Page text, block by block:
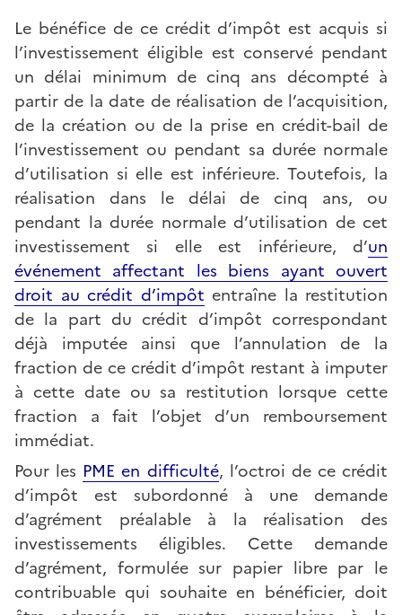
Le bénéfice de ce crédit d’impôt est acquis si
l’investissement éligible est conservé pendant
un délai minimum de cinq ans décompté à
partir de la date de réalisation de l’acquisition,
de la création ou de la prise en crédit-bail de
l’investissement ou pendant sa durée normale
d’utilisation si elle est inférieure. Toutefois, la
réalisation dans le délai de cinq ans, ou
pendant la durée normale d’utilisation de cet
investissement si elle est inférieure, d’un
événement affectant les biens ayant ouvert
droit au crédit d’impôt entraîne la restitution
de la part du crédit d’impôt correspondant
déjà imputée ainsi que l’annulation de la
fraction de ce crédit d’impôt restant à imputer
à cette date ou sa restitution lorsque cette
fraction a fait l’objet d’un remboursement
immédiat.
Pour les PME en difficulté, l’octroi de ce crédit
d’impôt est subordonné à une demande
d’agrément préalable à la réalisation des
investissements éligibles. Cette demande
d’agrément, formulée sur papier libre par le
contribuable qui souhaite en bénéficier, doit